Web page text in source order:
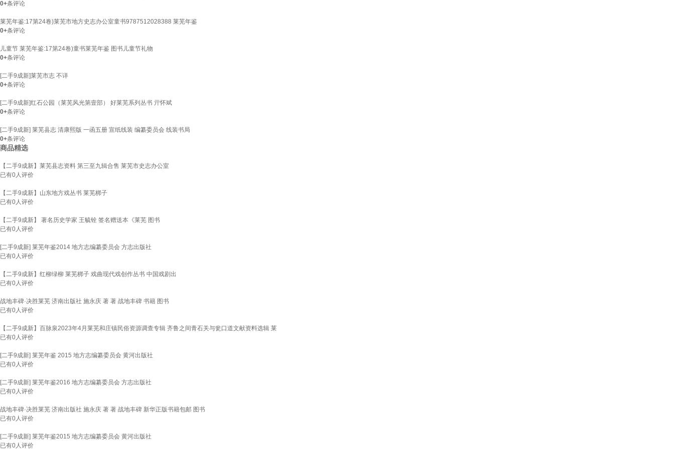
0+条评论
莱芜年鉴:17第24卷)莱芜市地方史志办公室童书9787512028388 莱芜年鉴
0+条评论
儿童节 莱芜年鉴:17第24卷)童书莱芜年鉴 图书儿童节礼物
0+条评论
[二手9成新]莱芜市志 不详
0+条评论
[二手9成新]红石公园（莱芜风光第壹部） 好莱芜系列丛书 亓怀斌
0+条评论
[二手9成新] 莱芜县志 清康熙版 一函五册 宣纸线装 编纂委员会 线装书局
0+条评论
商品精选
【二手9成新】莱芜县志资料 第三至九辑合售 莱芜市史志办公室
已有0人评价
【二手9成新】山东地方戏丛书 莱芜梆子
已有0人评价
【二手9成新】 著名历史学家 王毓铨 签名赠送本《莱芜 图书
已有0人评价
[二手9成新] 莱芜年鉴2014 地方志编纂委员会 方志出版社
已有0人评价
【二手9成新】红柳绿柳 莱芜梆子 戏曲现代戏创作丛书 中国戏剧出
已有0人评价
战地丰碑·决胜莱芜 济南出版社 施永庆 著 著 战地丰碑 书籍 图书
已有0人评价
【二手9成新】百脉泉2023年4月莱芜和庄镇民俗资源调查专辑 齐鲁之间青石关与瓮口道文献资料选辑 莱
已有0人评价
[二手9成新] 莱芜年鉴 2015 地方志编纂委员会 黄河出版社
已有0人评价
[二手9成新] 莱芜年鉴2016 地方志编纂委员会 方志出版社
已有0人评价
战地丰碑·决胜莱芜 济南出版社 施永庆 著 著 战地丰碑 新华正版书籍包邮 图书
已有0人评价
[二手9成新] 莱芜年鉴2015 地方志编纂委员会 黄河出版社
已有0人评价